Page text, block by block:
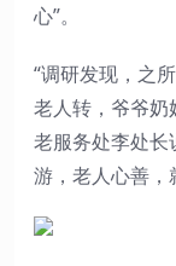
心”。
“调研发现，之
老人转，爷爷奶
老服务处李处长
游，老人心善，